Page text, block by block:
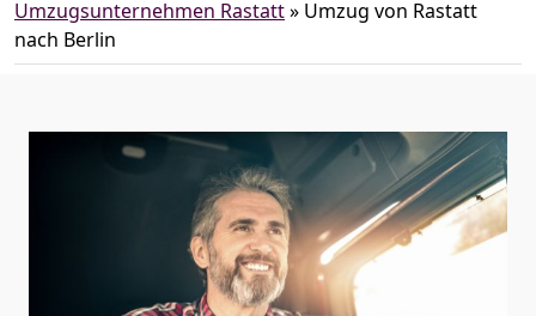
Umzugsunternehmen Rastatt» Umzug von Rastatt
nach Berlin